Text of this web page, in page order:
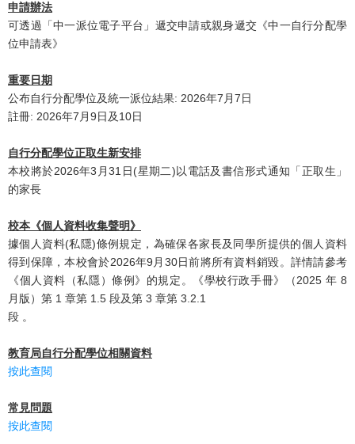
申請辦法
可透過「中一派位電子平台」遞交申請或親身遞交《中一自行分配學
位申請表》
重要日期
公布自行分配學位及統一派位結果: 2026年7月7日
註冊: 2026年7月9日及10日
自行分配學位正取生新安排
本校將於2026年3月31日(星期二)以電話及書信形式通知「正取生」
的家長
校本《個人資料收集聲明》
據個人資料(私隱)條例規定，為確保各家長及同學所提供的個人資料
得到保障，本校會於2026年9月30日前將所有資料銷毀。詳情請參考
《個人資料（私隱）條例》的規定。《學校行政手冊》（2025 年 8
月版）第 1 章第 1.5 段及第 3 章第 3.2.1
段 。
教育局自行分配學位相關資料
按此查閱
常見問題
按此查閱